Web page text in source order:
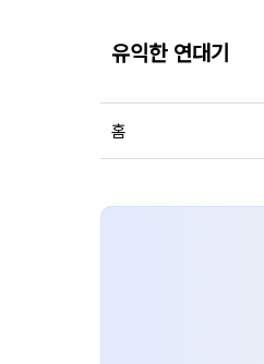
유익한 연대기
홈